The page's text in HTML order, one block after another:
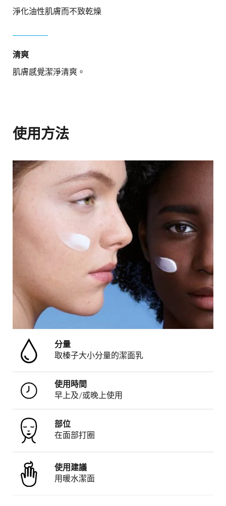
淨化油性肌膚而不致乾燥
清爽​
肌膚感覺潔淨清爽。
使用方法
分量
取榛子大小分量的潔面乳
使用時間
早上及/或晚上使用
部位
​在面部打圈​
使用建議
用暖水潔面​